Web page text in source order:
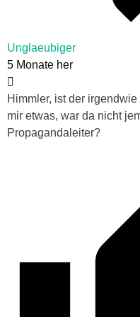
Unglaeubiger
5 Monate her
Himmler, ist der
mir etwas, war da nicht
Propagandaleiter?